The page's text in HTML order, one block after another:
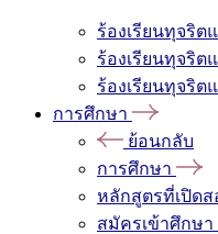
ร้องเรียนทุจริ
ร้องเรียนทุจริ
ร้องเรียนทุจริ
การศึกษา
ย้อนกลับ
การศึกษา
หลักสูตรที่เปิด
สมัครเข้าศึกษา